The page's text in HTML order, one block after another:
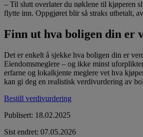
– Til slutt overlater du nøklene til kjøperen
flytte inn. Oppgjøret blir så straks utbetalt,
Finn ut hva boligen din er
Det er enkelt å sjekke hva boligen din er
Eiendomsmeglere – og ikke minst
erfarne og lokalkjente meglere vet hva
kan gi deg en realistisk verdivurdering av
Bestill verdivurdering
Publisert: 18.02.2025
Sist endret: 07.05.2026